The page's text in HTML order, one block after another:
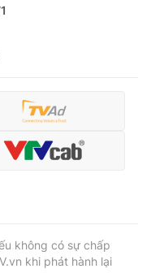
không có sự chấp
khi phát hành lại